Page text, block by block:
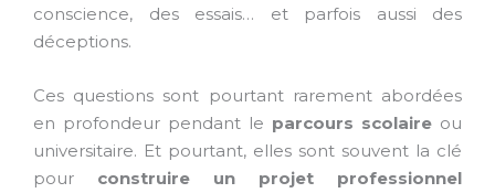
conscience, des essais… et parfois aussi des
déceptions.
Ces questions sont pourtant rarement abordées
en profondeur pendant le parcours scolaire ou
universitaire. Et pourtant, elles sont souvent la clé
pour construire un projet professionnel